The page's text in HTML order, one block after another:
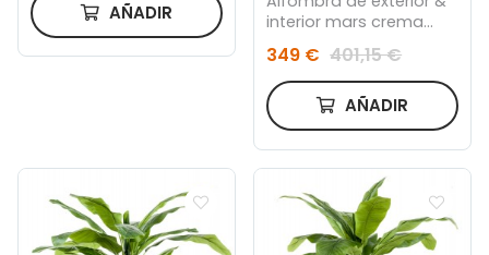
AÑADIR
interior mars crema
240x340
349 € 401,15 €
AÑADIR